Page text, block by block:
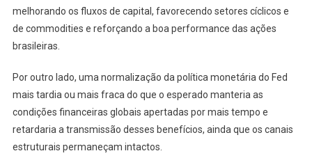
melhorando os fluxos de capital, favorecendo setores cíclicos e
de commodities e reforçando a boa performance das ações
brasileiras.
Por outro lado, uma normalização da política monetária do Fed
mais tardia ou mais fraca do que o esperado manteria as
condições financeiras globais apertadas por mais tempo e
retardaria a transmissão desses benefícios, ainda que os canais
estruturais permaneçam intactos.